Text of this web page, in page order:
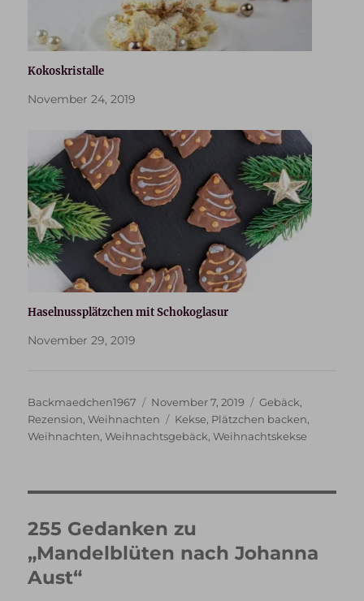
Kokoskristalle
November 24, 2019
Haselnussplätzchen mit Schokoglasur
November 29, 2019
Autor
Backmaedchen1967
Veröffentlicht
am
November 7, 2019 Kategorien
Gebäck,
Rezension,Weihnachten Schlagwörter
Kekse, Plätzchen backen,
Weihnachten,Weihnachtsgebäck,Weihnachtskekse
255 Gedanken zu
„Mandelblüten nach Johanna
Aust“